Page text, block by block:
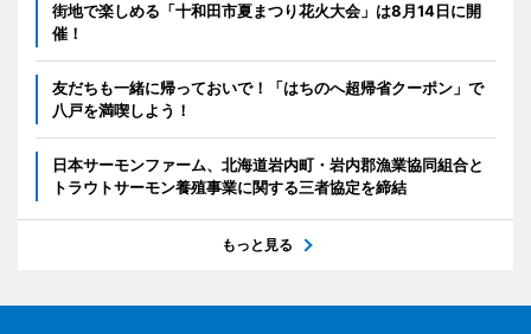
街地で楽しめる「十和田市夏まつり花火大会」は8月14日に開
催！
友だちも一緒に帰っておいで！「はちのへ超帰省クーポン」で
八戸を満喫しよう！
日本サーモンファーム、北海道岩内町・岩内郡漁業協同組合と
トラウトサーモン養殖事業に関する三者協定を締結
もっと見る